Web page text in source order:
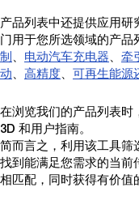
产品列表中还提供应用
门用于您所选领域的产品
制
电动汽车充电器 牵
动
高精度 可再生能源
在浏览我们的产品列表时
3D 和用户指南。
简而言之，利用该工具筛
找到能满足您需求的当前
相匹配，同时获得有价值